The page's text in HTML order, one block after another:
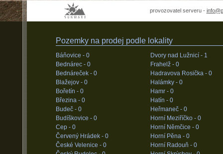
provozovatel serveru -
Pozemky na prodej podle lokality
Báňovice - 0
Bednárec - 0
Bednáreček - 0
Blažejov - 0
Bořetín - 0
Březina - 0
Budeč - 0
Budíškovice - 0
Cep - 0
Červený Hrádek - 0
České Velenice - 0
Dvory nad Lužnicí - 1
Frahelž - 0
Hadravova Rosička - 0
Halámky - 0
Hamr - 0
Hatín - 0
Heřmaneč - 0
Horní Meziříčko - 0
Horní Němčice - 0
Horní Pěna - 0
Horní Radouň - 0